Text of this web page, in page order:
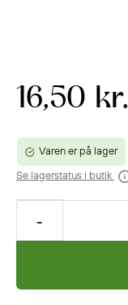
16,50 kr.
Varen er på lager
Se lagerstatus i butik